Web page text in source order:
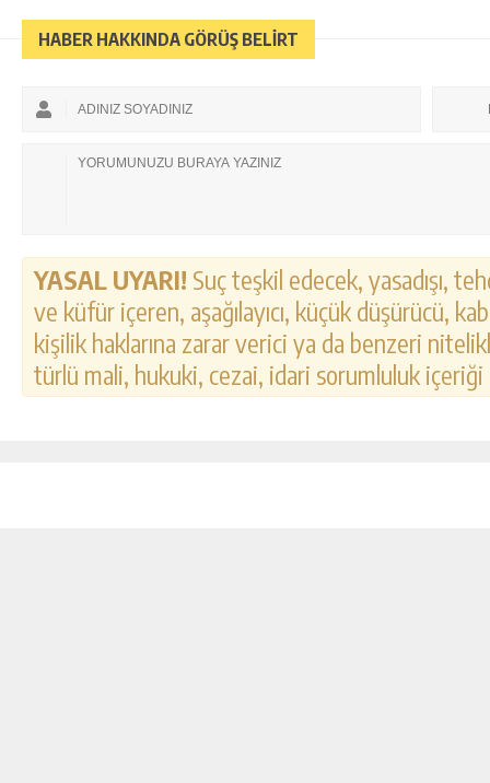
HABER HAKKINDA GÖRÜŞ BELİRT
YASAL UYARI! Suç teşkil edecek, yasadışı,
ve küfür içeren, aşağılayıcı, küçük düşürücü,
kişilik haklarına zarar verici ya da benzeri
türlü mali, hukuki, cezai, idari sorumluluk